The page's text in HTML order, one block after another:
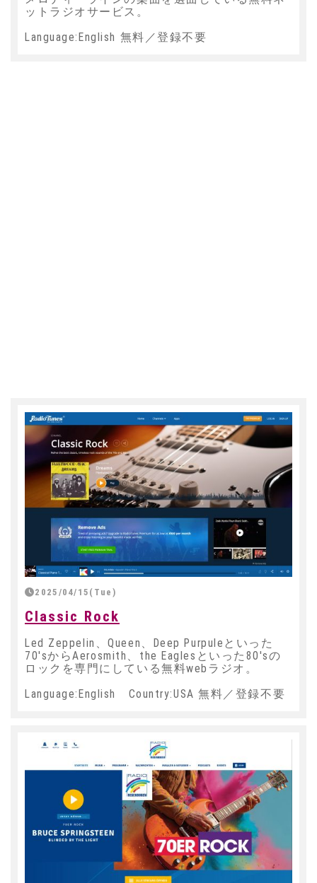
ットラジオサービス。
Language:English 無料／登録不要
2025/04/15(Tue)
Classic Rock
Led Zeppelin、Queen、Deep Purpuleといった
70'sからAerosmith、the Eaglesといった80'sの
ロックを専門にしている無料webラジオ。
Language:English Country:USA 無料／登録不要